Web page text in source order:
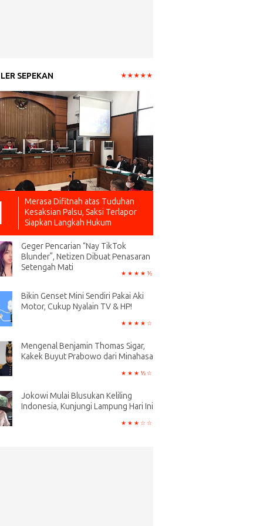
SEPEKAN
Merasa Difitnah atas Tuduhan
Kesaksian Palsu, Saksi Terlapor
Siapkan Langkah Hukum
Geger Pencarian “Nay TikTok
Blunder”, Netizen Dibuat Penasaran
Setengah Mati
Bikin Genset Mini Sendiri Pakai Aki
Motor, Cukup Nyalain TV & HP!
Mengenal Benjamin Thomas Sigar,
Kakek Buyut Prabowo dari Minahasa
Jokowi Mulai Blusukan Keliling
Indonesia, Kunjungi Lampung Hari Ini